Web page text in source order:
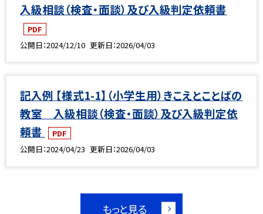
入級相談（検査・面談）及び入級判定依頼書
PDF
公開日 2024/12/10 更新日 2026/04/03
記入例 【様式1-1】（小学生用）きこえとことばの
教室 入級相談（検査・面談）及び入級判定依
頼書
PDF
公開日 2024/04/23 更新日 2026/04/03
もっと見る